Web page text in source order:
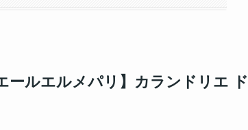
ルエルメパリ】カランドリエ ド